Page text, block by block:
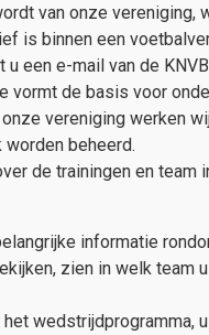
van onze
is binnen een
u een e-mail van de
vormt de basis voor
vereniging werken
beheerd.
de trainingen en team
informatie
zien in welk team